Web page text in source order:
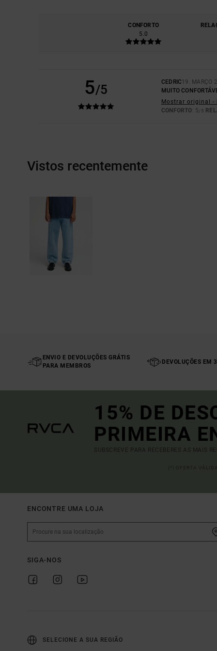
CONFORTO
5.0
5/5
CEDRIC19. MARÇO
MUITO
Mostrar original -
CONFORTO: 5/5
Vistos recentemente
ENVIO E DEVOLUÇÕES GRÁTIS
PARA MEMBROS
DEVOLUÇÕES EM
15% DE
PRIMEIRA
SUBSCREVE PARA RECEBERES AS MAIS
ENCONTRE UMA LOJA
SIGA-NOS
SELECIONE A SUA REGIÃO